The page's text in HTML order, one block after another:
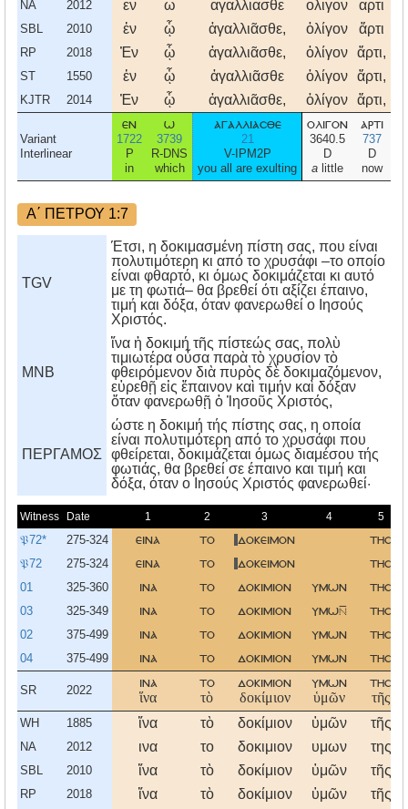
NA 2012 εν ω αγαλλιασθε ολιγον αρτι
SBL 2010 ἐν ᾧ ἀγαλλιᾶσθε, ὀλίγον ἄρτι
RP 2018 Ἐν ᾧ ἀγαλλιᾶσθε, ὀλίγον ἄρτι,
ST 1550 ἐν ᾧ ἀγαλλιᾶσθε ὀλίγον ἄρτι,
KJTR 2014 Ἐν ᾧ ἀγαλλιᾶσθε, ὀλίγον ἄρτι,
Variant
Interlinear
εν
1722
P
in
ω
3739
R-DNS
which
αγαλλιασθε
21
V-IPM2P
you all are exulting
ολιγον
3640.5
D
a little
αρτι
737
D
now
Α΄ ΠΕΤΡΟΥ 1:7
TGV
Έτσι, η δοκιμασμένη πίστη σας, που είναι
πολυτιμότερη κι από το χρυσάφι –το οποίο
είναι φθαρτό, κι όμως δοκιμάζεται κι αυτό
με τη φωτιά– θα βρεθεί ότι αξίζει έπαινο,
τιμή και δόξα, όταν φανερωθεί ο Ιησούς
Χριστός.
MNB
ἵνα ἡ δοκιμή τῆς πίστεώς σας, πολὺ
τιμιωτέρα οὖσα παρὰ τὸ χρυσίον τὸ
φθειρόμενον διὰ πυρὸς δὲ δοκιμαζόμενον,
εὑρεθῇ εἰς ἔπαινον καὶ τιμήν καὶ δόξαν
ὅταν φανερωθῇ ὁ Ἰησοῦς Χριστός,
ΠΕΡΓΑΜΟΣ
ώστε η δοκιμή τής πίστης σας, η οποία
είναι πολυτιμότερη από το χρυσάφι που
φθείρεται, δοκιμάζεται όμως διαμέσου τής
φωτιάς, θα βρεθεί σε έπαινο και τιμή και
δόξα, όταν ο Iησούς Xριστός φανερωθεί·
Witness Date 1 2 3 4 5
𝔓72* 275-324 εινα το δοκειμον τησ
𝔓72 275-324 εινα το δοκειμον τησ
01 325-360 ινα το δοκιμιον υμων τησ
03 325-349 ινα το δοκιμιον υμω τησ
02 375-499 ινα το δοκιμιον υμων τησ
04 375-499 ινα το δοκιμιον υμων τησ
SR 2022
ινα
ἵνα
το
τὸ
δοκιμιον
δοκίμιον
υμων
ὑμῶν
τησ
τῆς
WH 1885 ἵνα τὸ δοκίμιον ὑμῶν τῆς
NA 2012 ινα το δοκιμιον υμων της
SBL 2010 ἵνα τὸ δοκίμιον ὑμῶν τῆς
RP 2018 ἵνα τὸ δοκίμιον ὑμῶν τῆς